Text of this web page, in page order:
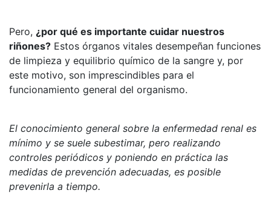
Pero, ¿por qué es importante cuidar nuestros
riñones? Estos órganos vitales desempeñan funciones
de limpieza y equilibrio químico de la sangre y, por
este motivo, son imprescindibles para el
funcionamiento general del organismo.
El conocimiento general sobre la enfermedad renal es
mínimo y se suele subestimar, pero realizando
controles periódicos y poniendo en práctica las
medidas de prevención adecuadas, es posible
prevenirla a tiempo.